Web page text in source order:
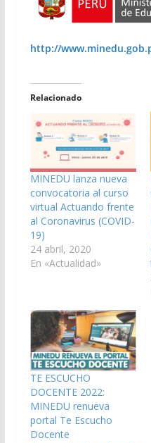
http://
Relacionado
MINEDU lanza nueva
convocatoria al curso
virtual Actuando frente
al Coronavirus (COVID-
19)
24 abril, 2020
En «Actualidad»
TE ESCUCHO
DOCENTE 2022:
MINEDU renueva
portal Te Escucho
Docente